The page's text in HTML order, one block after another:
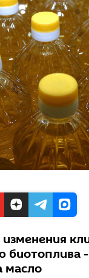
изменения
масло